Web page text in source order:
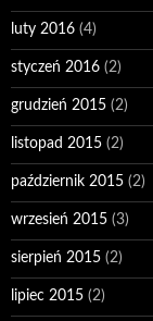
luty 2016 (4)
styczeń 2016 (2)
grudzień 2015 (2)
listopad 2015 (2)
październik 2015 (2)
wrzesień 2015 (3)
sierpień 2015 (2)
lipiec 2015 (2)